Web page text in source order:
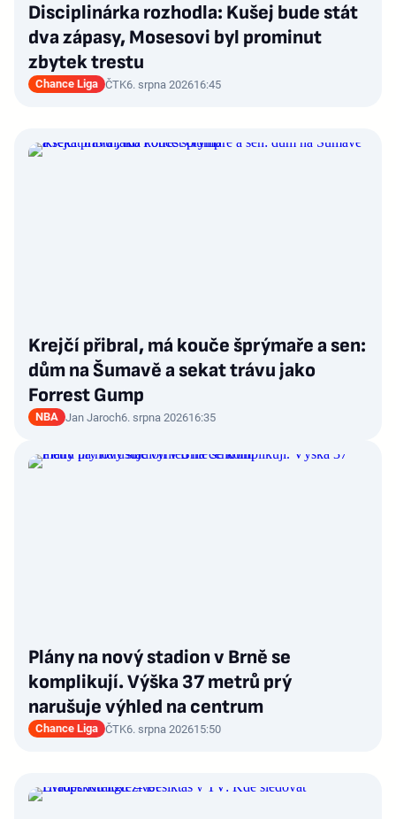
Disciplinárka rozhodla: Kušej bude stát
dva zápasy, Mosesovi byl prominut
zbytek trestu
Chance Liga ČTK6. srpna 202616:45
Krejčí přibral, má kouče šprýmaře a sen:
dům na Šumavě a sekat trávu jako
Forrest Gump
NBA Jan Jaroch6. srpna 202616:35
Plány na nový stadion v Brně se
komplikují. Výška 37 metrů prý
narušuje výhled na centrum
Chance Liga ČTK6. srpna 202615:50